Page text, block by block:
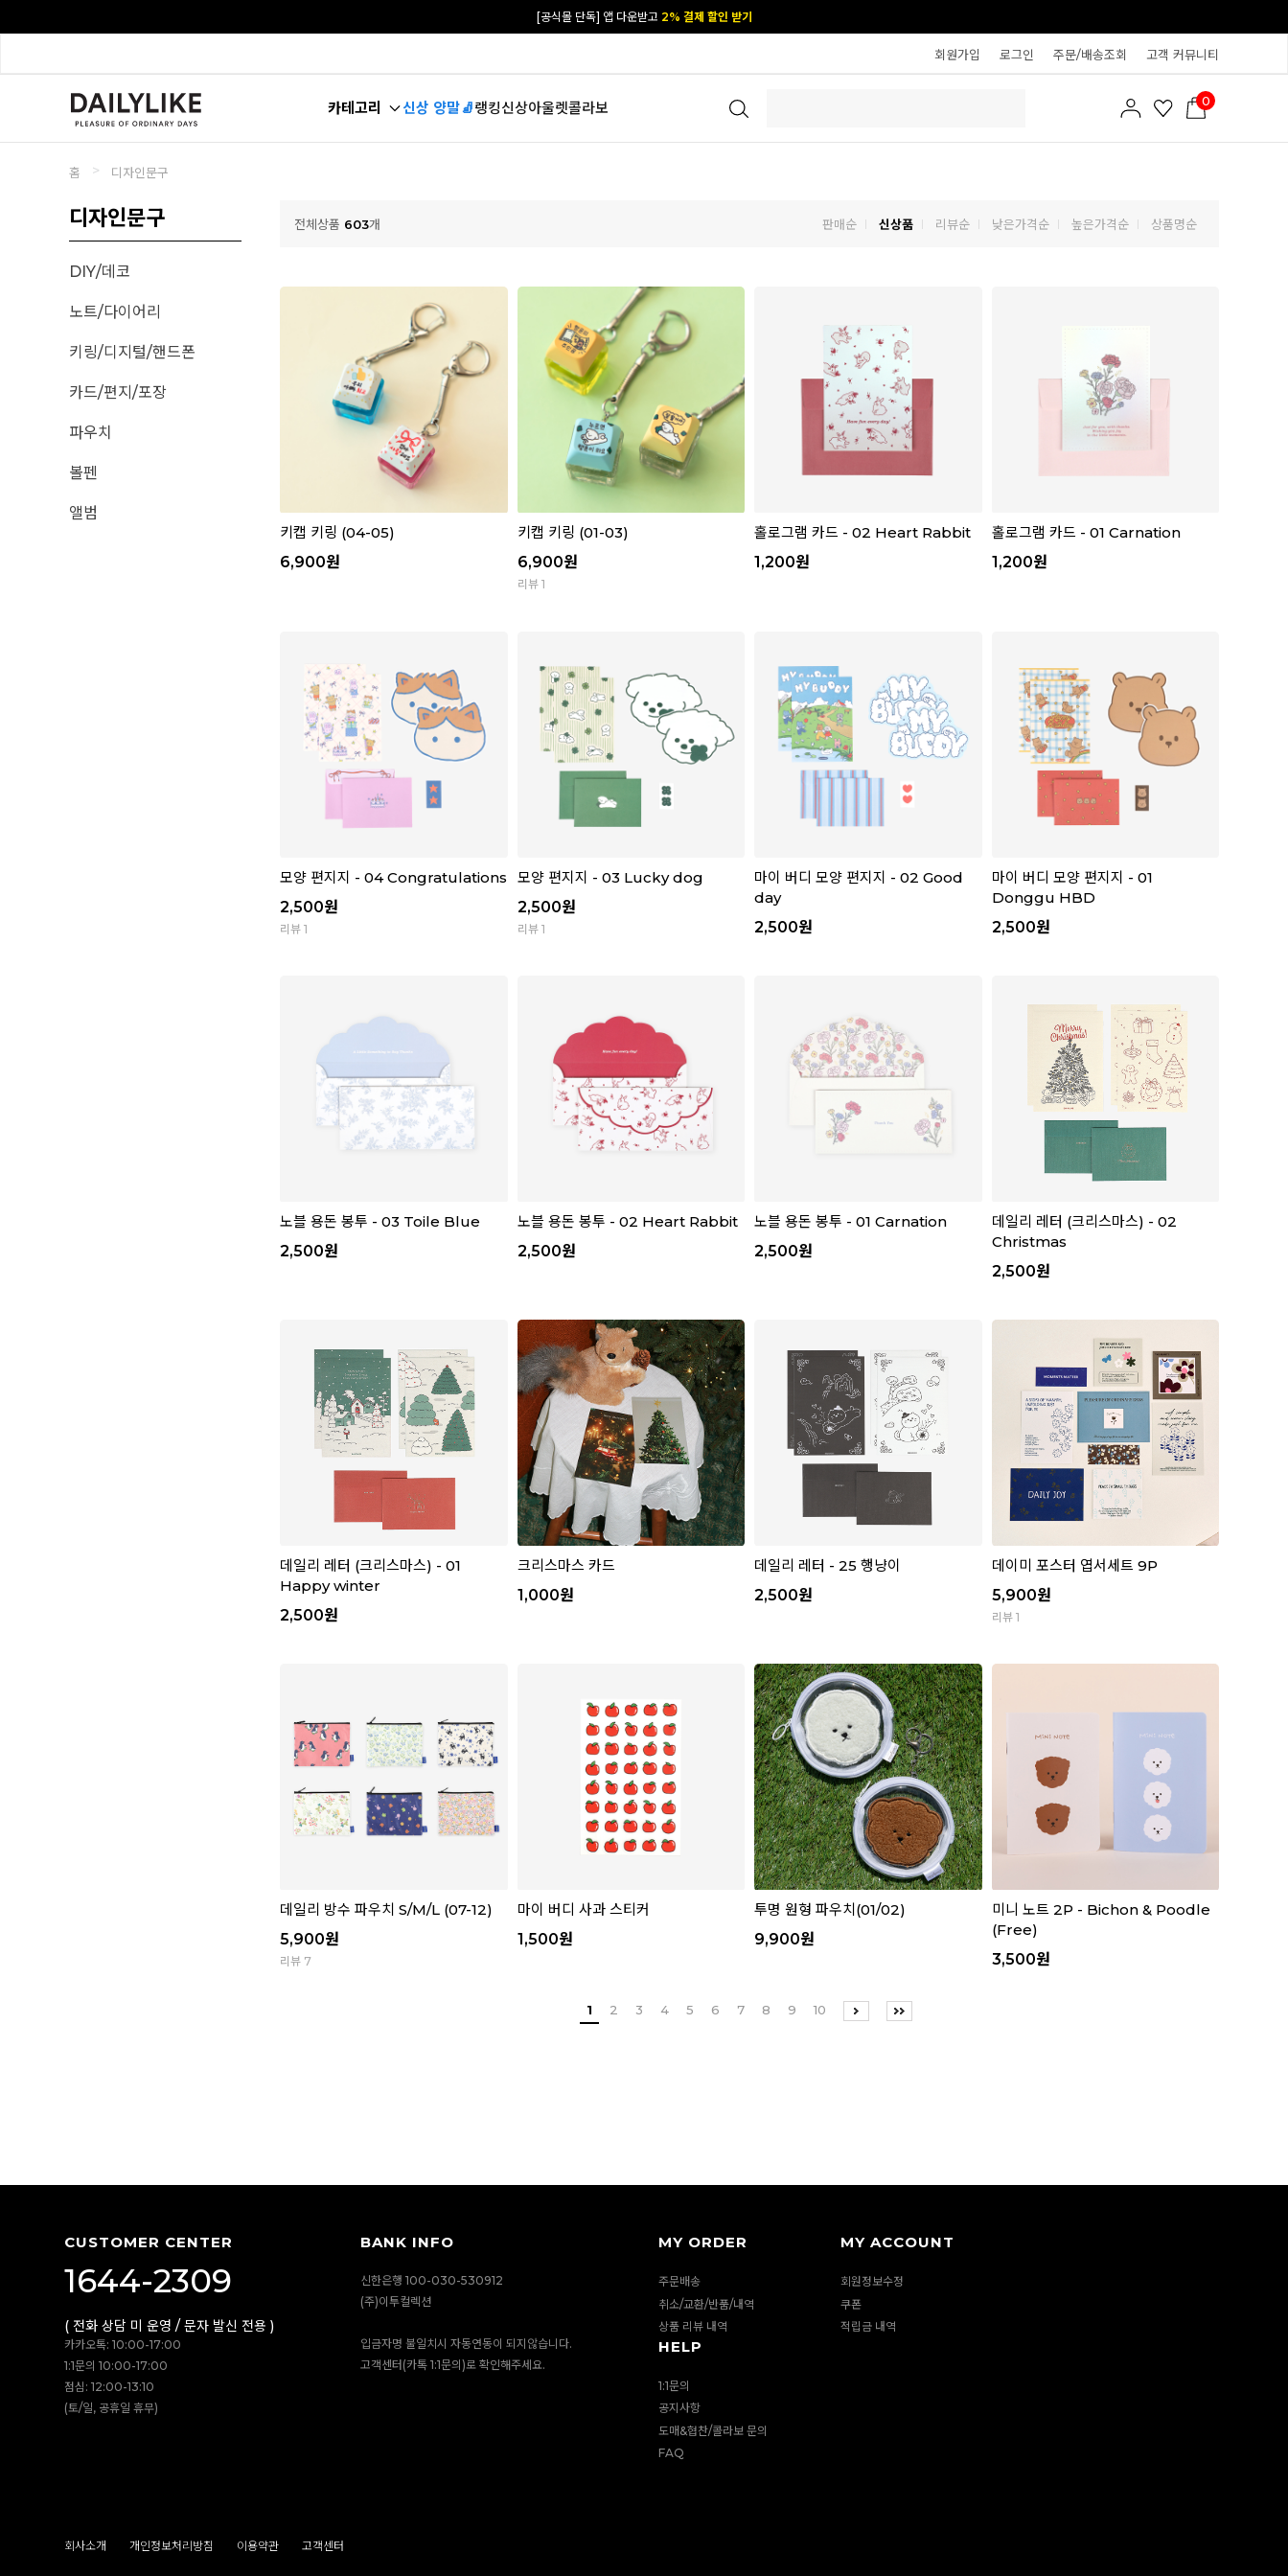
카카오 플친 추가하면1천원 즉시 할인 쿠폰
회원가입 로그인 주문/배송조회 고객 커뮤니티
카테고리 신상 양말🧦랭킹신상아울렛콜라보 0
홈 > 디자인문구
디자인문구
DIY/데코
노트/다이어리
키링/디지털/핸드폰
카드/편지/포장
파우치
볼펜
앨범
전체상품 603개 판매순 신상품 리뷰순 낮은가격순 높은가격순 상품명순
키캡 키링 (04-05)
6,900원
키캡 키링 (01-03)
6,900원
리뷰 1
홀로그램 카드 - 02 Heart Rabbit
1,200원
홀로그램 카드 - 01 Carnation
1,200원
모양 편지지 - 04 Congratulations
2,500원
리뷰 1
모양 편지지 - 03 Lucky dog
2,500원
리뷰 1
마이 버디 모양 편지지 - 02 Good
day
2,500원
마이 버디 모양 편지지 - 01
Donggu HBD
2,500원
노블 용돈 봉투 - 03 Toile Blue
2,500원
노블 용돈 봉투 - 02 Heart Rabbit
2,500원
노블 용돈 봉투 - 01 Carnation
2,500원
데일리 레터 (크리스마스) - 02
Christmas
2,500원
데일리 레터 (크리스마스) - 01
Happy winter
2,500원
크리스마스 카드
1,000원
데일리 레터 - 25 행냥이
2,500원
데이미 포스터 엽서세트 9P
5,900원
리뷰 1
데일리 방수 파우치 S/M/L (07-12)
5,900원
리뷰 7
마이 버디 사과 스티커
1,500원
투명 원형 파우치(01/02)
9,900원
미니 노트 2P - Bichon & Poodle
(Free)
3,500원
1 2 3 4 5 6 7 8 9 10
CUSTOMER CENTER
1644-2309
( 전화 상담 미 운영 / 문자 발신 전용 )
카카오톡: 10:00-17:00
1:1문의 10:00-17:00
점심: 12:00-13:10
(토/일, 공휴일 휴무)
BANK INFO
신한은행 100-030-530912
(주)이투컬렉션
입금자명 불일치시 자동연동이 되지않습니다.
고객센터(카톡 1:1문의)로 확인해주세요.
MY ORDER
주문배송
취소/교환/반품/내역
상품 리뷰 내역
MY ACCOUNT
회원정보수정
쿠폰
적립금 내역
HELP
1:1문의
공지사항
도매&협찬/콜라보 문의
FAQ
회사소개 개인정보처리방침 이용약관 고객센터